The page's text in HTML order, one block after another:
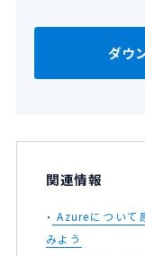
ダウ
関連情報
Azureについて
みよう